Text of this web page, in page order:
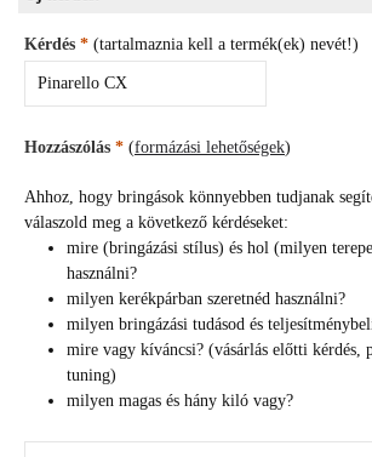
Kérdés * (tartalmaznia kell a termék(ek) nevét!)
Hozzászólás * (formázási lehetőségek)
Ahhoz, hogy bringások könnyebben tudjanak
válaszold meg a következő kérdéseket:
mire (bringázási stílus) és hol (milyen
használni?
milyen kerékpárban szeretnéd használni?
milyen bringázási tudásod és
mire vagy kíváncsi? (vásárlás előtti kérdés,
tuning)
milyen magas és hány kiló vagy?